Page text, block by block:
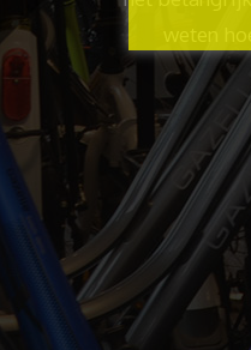
weten